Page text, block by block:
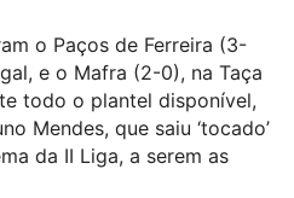
o Paços de Ferreira (3-
e o Mafra (2-0), na Taça
todo o plantel disponível,
Mendes, que saiu ‘tocado’
da II Liga, a serem as